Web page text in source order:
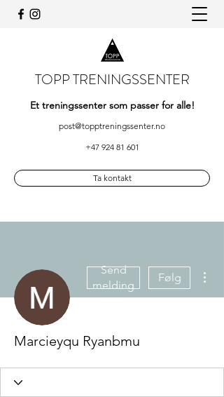
TOPP TRENINGSSENTER
Et treningssenter som passer for alle!
post@topptreningssenter.no
+47 924 81 601
Ta kontakt
Send
melding
Følg
Marcieyqu Ryanbmu